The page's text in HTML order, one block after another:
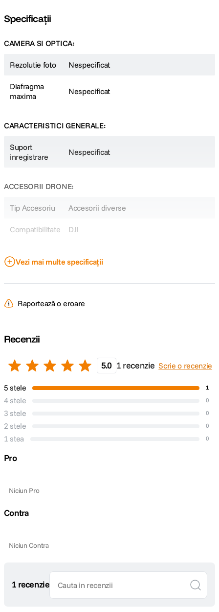
Specificații
CAMERA SI OPTICA:
Rezolutie foto Nespecificat
Diafragma
maxima
Nespecificat
CARACTERISTICI GENERALE:
Suport
inregistrare
Nespecificat
ACCESORII DRONE:
Tip Accesoriu Accesorii diverse
Compatibilitate DJI
DETALII PRODUCATOR
Vezi mai multe specificații
Raportează o eroare
Recenzii
5.0 1 recenzie Scrie o recenzie
5 stele 1
4 stele 0
3 stele 0
2 stele 0
1 stea 0
Pro
Niciun Pro
Contra
Niciun Contra
1 recenzie